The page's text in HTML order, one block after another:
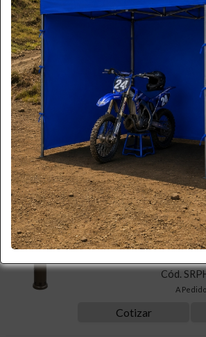
Cotizar
TOLDO PLEGABLE
$ 35.000
Cód.
Cotizar
ESTUFA DE
$
Cód.
A Pedido
Cotizar